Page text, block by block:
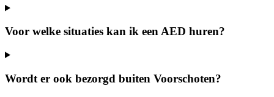
Voor welke situaties kan ik een AED huren?
Wordt er ook bezorgd buiten Voorschoten?